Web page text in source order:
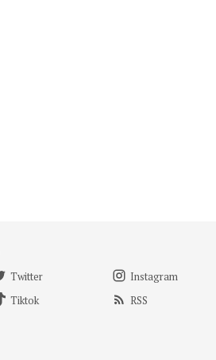
Twitter
Instagram
Tiktok RSS